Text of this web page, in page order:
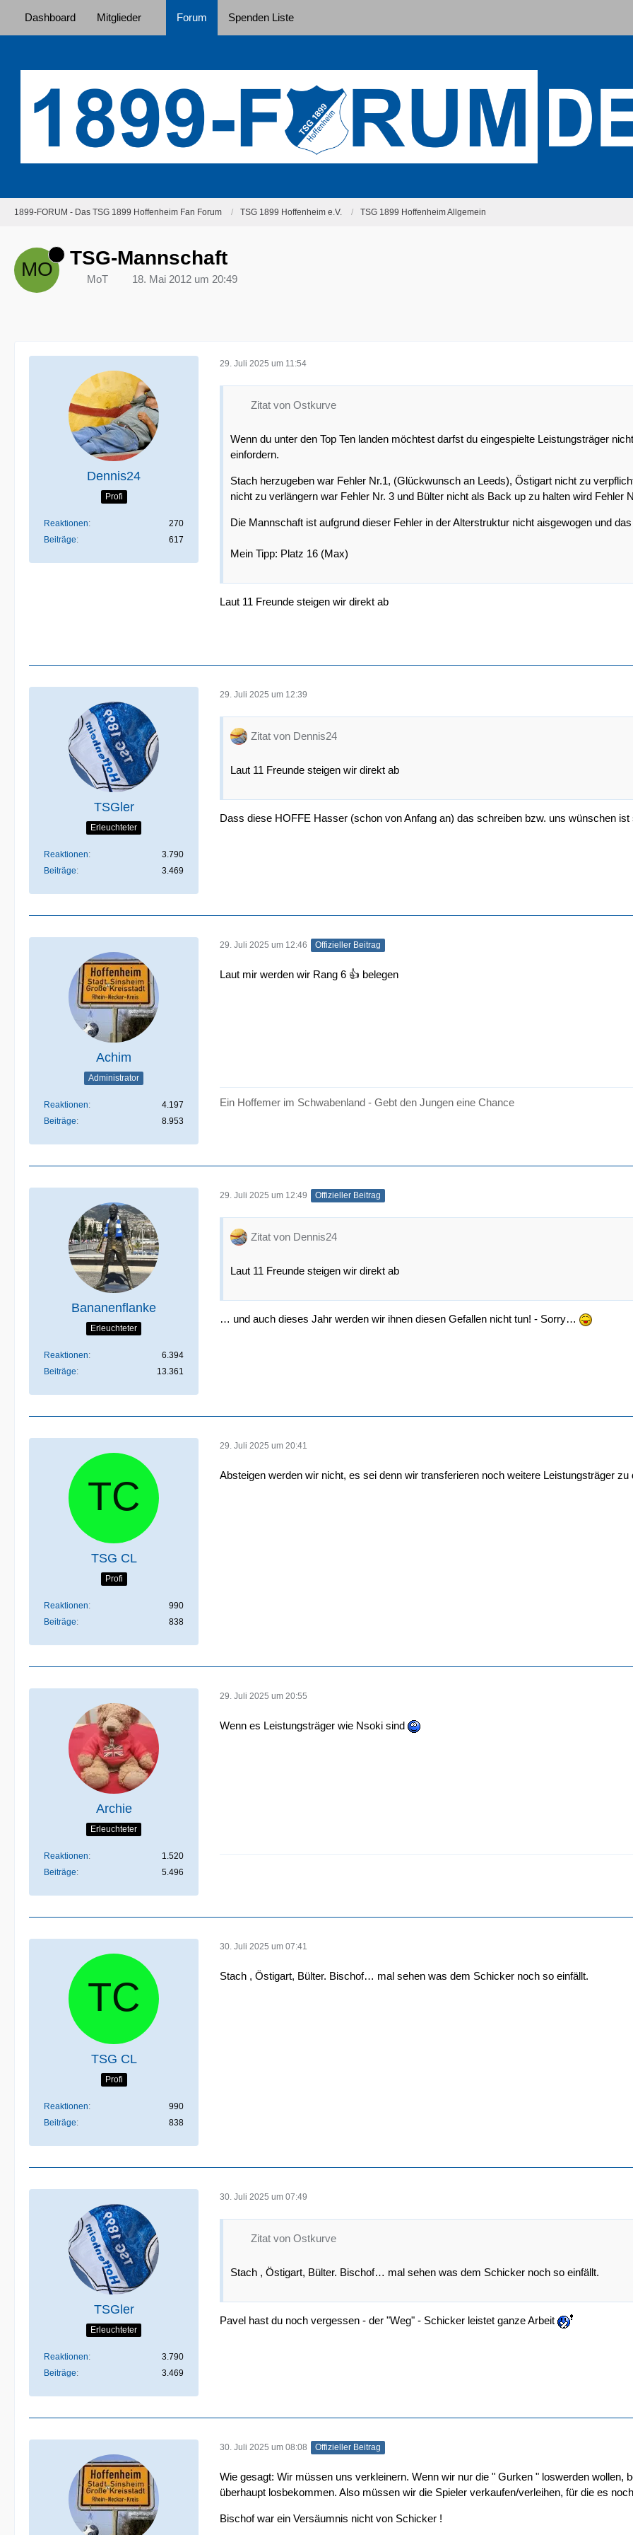
Dashboard Mitglieder Forum Spenden Liste
1899-FORUM - Das TSG 1899 Hoffenheim Fan Forum TSG 1899 Hoffenheim e.V. TSG 1899 Hoffenheim Allgemein
TSG-Mannschaft
MoT 18. Mai 2012 um 20:49
Dennis24
Profi
Reaktionen
270
Beiträge
617
29. Juli 2025 um 11:54
Zitat von Ostkurve
Wenn du unter den Top Ten landen möchtest darfst du eingespielte Leistungsträger
einfordern.
Stach herzugeben war Fehler Nr.1, (Glückwunsch an Leeds), Östigart nicht zu
nicht zu verlängern war Fehler Nr. 3 und Bülter nicht als Back up zu halten wird Fehler
Die Mannschaft ist aufgrund dieser Fehler in der Alterstruktur nicht aisgewogen und
Mein Tipp: Platz 16 (Max)
Laut 11 Freunde steigen wir direkt ab
TSGler
Erleuchteter
Reaktionen
3.790
Beiträge
3.469
29. Juli 2025 um 12:39
Zitat von Dennis24
Laut 11 Freunde steigen wir direkt ab
Dass diese HOFFE Hasser (schon von Anfang an) das schreiben bzw. uns wünschen
Achim
Administrator
Reaktionen
4.197
Beiträge
8.953
29. Juli 2025 um 12:46 Offizieller Beitrag
Laut mir werden wir Rang 6 👍 belegen
Ein Hoffemer im Schwabenland - Gebt den Jungen eine Chance
Bananenflanke
Erleuchteter
Reaktionen
6.394
Beiträge
13.361
29. Juli 2025 um 12:49 Offizieller Beitrag
Zitat von Dennis24
Laut 11 Freunde steigen wir direkt ab
… und auch dieses Jahr werden wir ihnen diesen Gefallen nicht tun! - Sorry…
TSG CL
Profi
Reaktionen
990
Beiträge
838
29. Juli 2025 um 20:41
Absteigen werden wir nicht, es sei denn wir transferieren noch weitere Leistungsträger
Archie
Erleuchteter
Reaktionen
1.520
Beiträge
5.496
29. Juli 2025 um 20:55
Wenn es Leistungsträger wie Nsoki sind
TSG CL
Profi
Reaktionen
990
Beiträge
838
30. Juli 2025 um 07:41
Stach , Östigart, Bülter. Bischof… mal sehen was dem Schicker noch so einfällt.
TSGler
Erleuchteter
Reaktionen
3.790
Beiträge
3.469
30. Juli 2025 um 07:49
Zitat von Ostkurve
Stach , Östigart, Bülter. Bischof… mal sehen was dem Schicker noch so einfällt.
Pavel hast du noch vergessen - der "Weg" - Schicker leistet ganze Arbeit
30. Juli 2025 um 08:08 Offizieller Beitrag
Wie gesagt: Wir müssen uns verkleinern. Wenn wir nur die " Gurken " loswerden wollen,
überhaupt losbekommen. Also müssen wir die Spieler verkaufen/verleihen, für die es
Bischof war ein Versäumnis nicht von Schicker !